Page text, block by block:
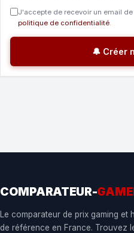
J'accepte de recevoir un email
politique de confidentialité.
🔔 Créer
COMPARATEUR-
Le comparateur de prix gaming et
de référence en France. Trouvez